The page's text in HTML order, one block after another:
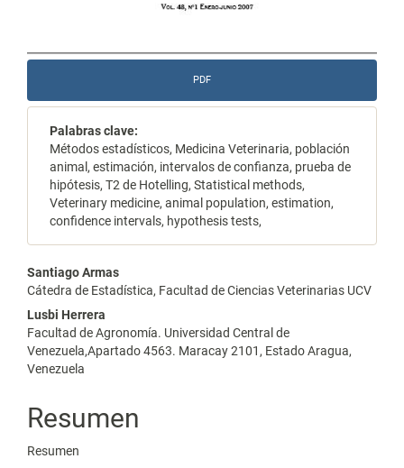
PDF
Palabras clave:
Métodos estadísticos, Medicina Veterinaria, población
animal, estimación, intervalos de confianza, prueba de
hipótesis, T2 de Hotelling, Statistical methods,
Veterinary medicine, animal population, estimation,
confidence intervals, hypothesis tests,
Contenido
principal
del
artículo
Santiago Armas
Cátedra de Estadística, Facultad de Ciencias Veterinarias UCV
Lusbi Herrera
Facultad de Agronomía. Universidad Central de
Venezuela,Apartado 4563. Maracay 2101, Estado Aragua,
Venezuela
Resumen
Resumen